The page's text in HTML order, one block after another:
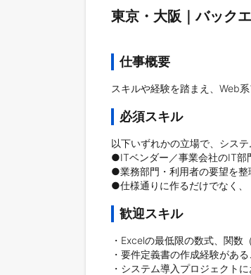
東京・大阪｜バック
仕事概要
スキルや経験を踏まえ、Web
必須スキル
以下いずれかの立場で、シス
●ITベンダー／事業会社のIT
●業務部門・利用者の要望を
●仕様通りに作るだけでなく
歓迎スキル
・Excelの最低限の数式、関
・要件定義書の作成経験がある
・システム導入プロジェクト